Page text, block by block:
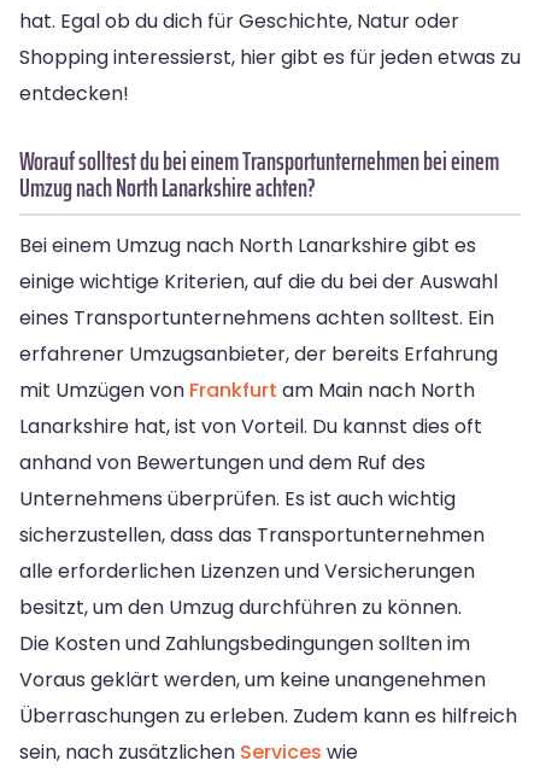
hat. Egal ob du dich für Geschichte, Natur oder
Shopping interessierst, hier gibt es für jeden etwas zu
entdecken!
Worauf solltest du bei einem Transportunternehmen bei einem
Umzug nach North Lanarkshire achten?
Bei einem Umzug nach North Lanarkshire gibt es
einige wichtige Kriterien, auf die du bei der Auswahl
eines Transportunternehmens achten solltest. Ein
erfahrener Umzugsanbieter, der bereits Erfahrung
mit Umzügen von Frankfurt am Main nach North
Lanarkshire hat, ist von Vorteil. Du kannst dies oft
anhand von Bewertungen und dem Ruf des
Unternehmens überprüfen. Es ist auch wichtig
sicherzustellen, dass das Transportunternehmen
alle erforderlichen Lizenzen und Versicherungen
besitzt, um den Umzug durchführen zu können.
Die Kosten und Zahlungsbedingungen sollten im
Voraus geklärt werden, um keine unangenehmen
Überraschungen zu erleben. Zudem kann es hilfreich
sein, nach zusätzlichen Services wie